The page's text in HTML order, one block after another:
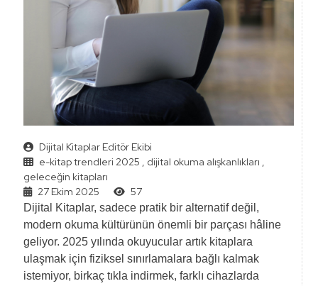
Dijital Kitaplar Editör Ekibi
e-kitap trendleri 2025 , dijital okuma alışkanlıkları ,
geleceğin kitapları
27 Ekim 2025
57
Dijital Kitaplar, sadece pratik bir alternatif değil,
modern okuma kültürünün önemli bir parçası hâline
geliyor. 2025 yılında okuyucular artık kitaplara
ulaşmak için fiziksel sınırlamalara bağlı kalmak
istemiyor, birkaç tıkla indirmek, farklı cihazlarda